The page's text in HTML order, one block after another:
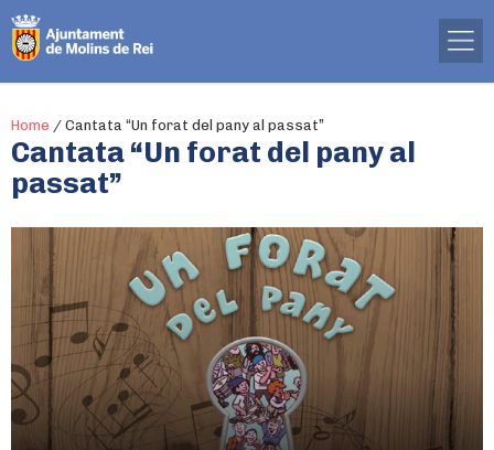
Home / Cantata “Un forat del pany al passat”
Cantata “Un forat del pany al
passat”